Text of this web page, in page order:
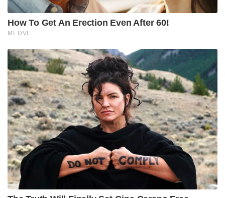
കൂട്ടിച്ചേർത്തു.
Tags: world cup sharukh khan ranveer singh